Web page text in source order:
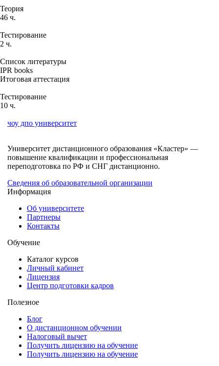
Теория
46 ч.
Тестирование
2 ч.
Список литературы
IPR books
Итоговая аттестация
Тестирование
10 ч.
чоу дпо университет
Университет дистанционного образования «Кластер» —
повышение квалификации и профессиональная
переподготовка по РФ и СНГ дистанционно.
Сведения об образовательной организации
Информация
Об университете
Партнеры
Контакты
Обучение
Каталог курсов
Личный кабинет
Лицензия
Центр подготовки кадров
Полезное
Блог
О дистанционном обучении
Налоговый вычет
Получить лицензию на обучение
Получить лицензию на обучение